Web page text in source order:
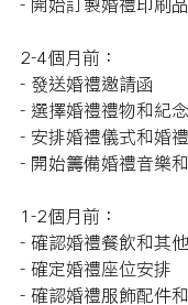
- 開始訂製婚禮印刷
2-4個月前：
- 發送婚禮邀請函
- 選擇婚禮禮物和紀
- 安排婚禮儀式和婚
- 開始籌備婚禮音樂
1-2個月前：
- 確認婚禮餐飲和其
- 確定婚禮座位安排
- 確認婚禮服飾配件